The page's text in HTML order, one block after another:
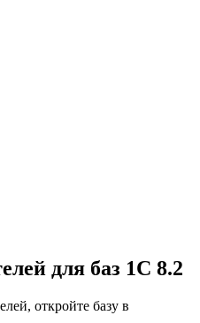
для баз 1С 8.2
откройте базу в